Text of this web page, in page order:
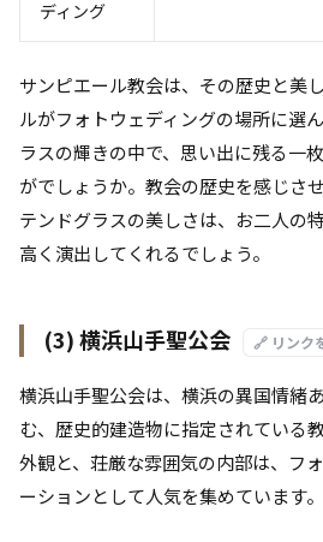
ディング
サンピエール教会は、その歴史と美
ルがフォトウェディングの場所に選
ラスの輝きの中で、思い出に残る一
がでしょうか。教会の歴史を感じさ
テンドグラスの美しさは、お二人の
高く演出してくれるでしょう。
(3) 横浜山手聖公会 🔗 リンク
横浜山手聖公会は、横浜の異国情緒
む、歴史的建造物に指定されている
外観と、荘厳な雰囲気の内部は、フ
ーションとして人気を集めています。